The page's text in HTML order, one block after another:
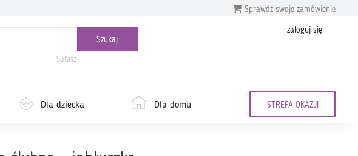
Sprawdź swoje zamówienie
Sutasz
zaloguj się
Dla dziecka Dla domu STREFA OKAZJI